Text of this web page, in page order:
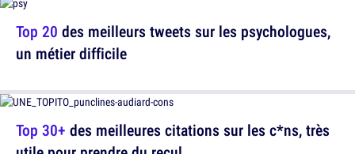
Top 30+ des meilleures citations sur les c*ns, très
Top 20 des meilleurs tweets sur les psychologues,
un métier difficile